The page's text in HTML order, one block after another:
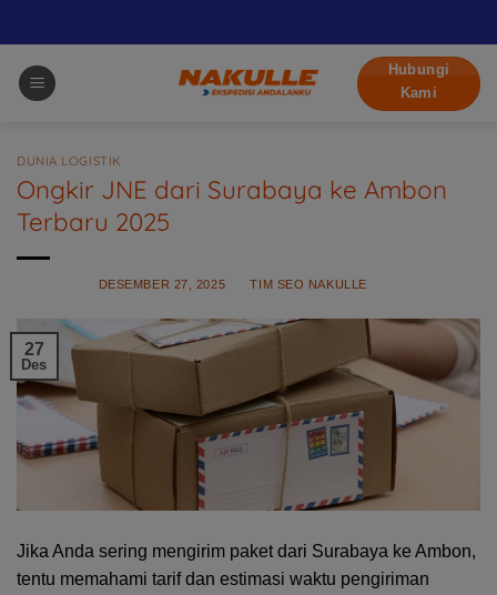
Hubungi
Kami
DUNIA LOGISTIK
Ongkir JNE dari Surabaya ke Ambon
Terbaru 2025
DESEMBER 27, 2025 BYTIM SEO NAKULLE
27
Des
Jika Anda sering mengirim paket dari Surabaya ke Ambon,
tentu memahami tarif dan estimasi waktu pengiriman